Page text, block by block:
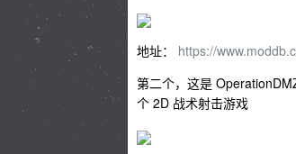
地址： https://
第二个，这是
个 2D 战术射击游戏